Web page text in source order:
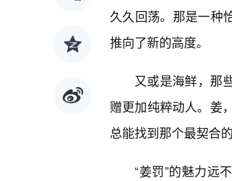
久久回荡。那是一种
推向了新的高度。
又或是海鲜，那
赠更加纯粹动人。姜
总能找到那个最契合
“姜罚”的魅力远